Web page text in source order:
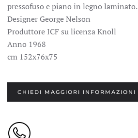
pressofuso e piano in legno laminato.
Designer George Nelson
Produttore ICF su licenza Knoll
Anno 1968
cm 152x76x75
CHIEDI MAGGIORI INFORMAZIONI